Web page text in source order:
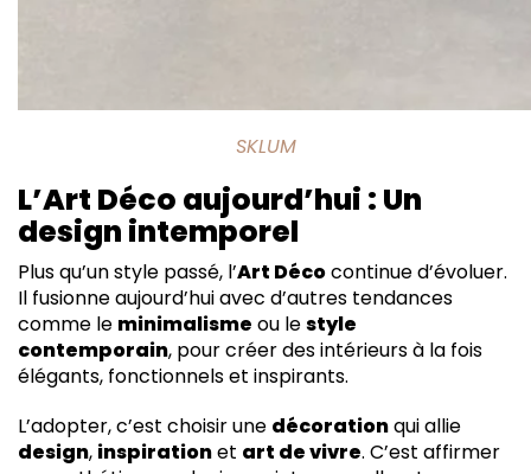
SKLUM
L’Art Déco aujourd’hui : Un
design intemporel
Plus qu’un style passé, l’Art Décocontinue d’évoluer.
Il fusionne aujourd’hui avec d’autres tendances
comme le minimalisme ou lestyle
contemporain, pour créer des intérieurs à la fois
élégants, fonctionnels et inspirants.
L’adopter, c’est choisir une décorationqui allie
design, inspirationet art de vivre. C’est affirmer